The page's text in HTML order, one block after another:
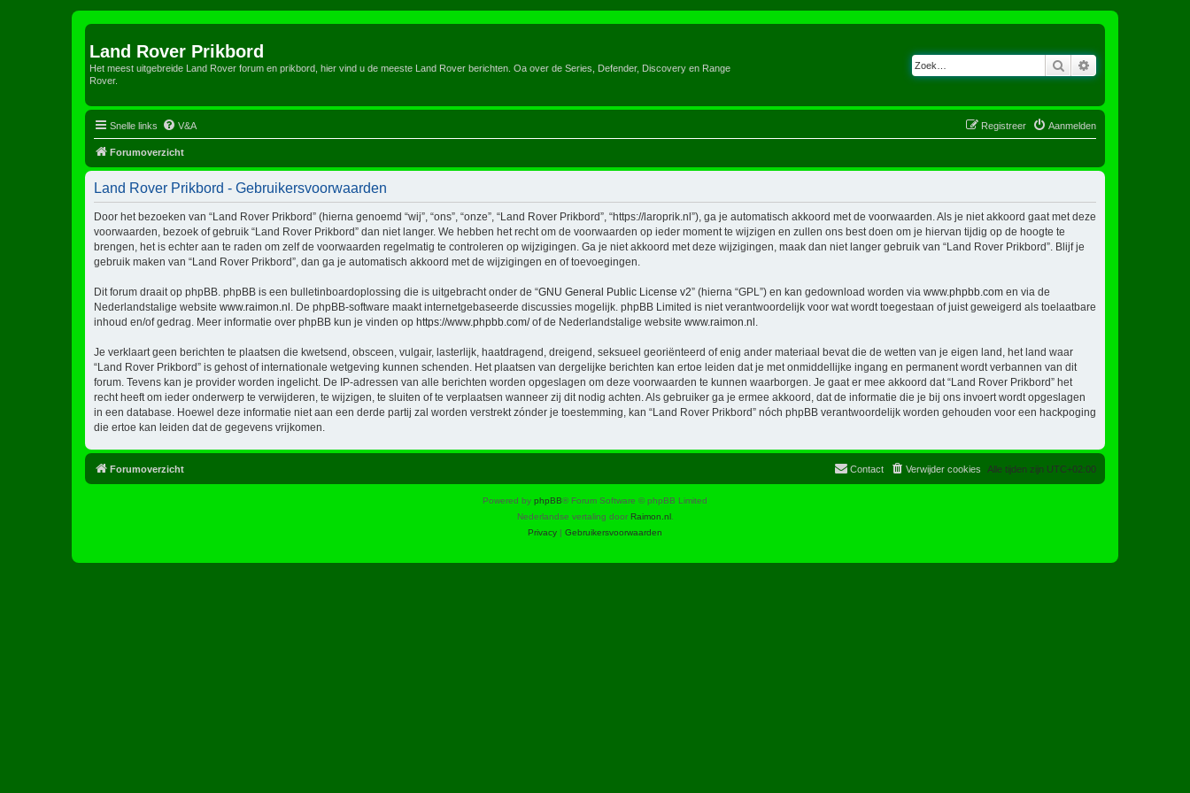
Land Rover Prikbord
Het meest uitgebreide Land Rover forum en prikbord, hier vind u de meeste Land Rover berichten. Oa over de Series, Defender, Discovery en Range
Rover.
Zoek
Snelle links V&A Aanmelden
Registreer
Forumoverzicht
Land Rover Prikbord - Gebruikersvoorwaarden
Door het bezoeken van “Land Rover Prikbord” (hierna genoemd “wij”, “ons”, “onze”, “Land Rover Prikbord”, “https://laroprik.nl”), ga je automatisch akkoord met de voorwaarden. Als je niet akkoord gaat met deze
voorwaarden, bezoek of gebruik “Land Rover Prikbord” dan niet langer. We hebben het recht om de voorwaarden op ieder moment te wijzigen en zullen ons best doen om je hiervan tijdig op de hoogte te
brengen, het is echter aan te raden om zelf de voorwaarden regelmatig te controleren op wijzigingen. Ga je niet akkoord met deze wijzigingen, maak dan niet langer gebruik van “Land Rover Prikbord”. Blijf je
gebruik maken van “Land Rover Prikbord”, dan ga je automatisch akkoord met de wijzigingen en of toevoegingen.
Dit forum draait op phpBB. phpBB is een bulletinboardoplossing die is uitgebracht onder de “GNU General Public License v2” (hierna “GPL”) en kan gedownload worden via www.phpbb.com en via de
Nederlandstalige website www.raimon.nl . De phpBB-software maakt internetgebaseerde discussies mogelijk. phpBB Limited is niet verantwoordelijk voor wat wordt toegestaan of juist geweigerd als toelaatbare
inhoud en/of gedrag. Meer informatie over phpBB kun je vinden op https://www.phpbb.com/of de Nederlandstalige website www.raimon.nl
Je verklaart geen berichten te plaatsen die kwetsend, obsceen, vulgair, lasterlijk, haatdragend, dreigend, seksueel georiënteerd of enig ander materiaal bevat die de wetten van je eigen land, het land waar
“Land Rover Prikbord” is gehost of internationale wetgeving kunnen schenden. Het plaatsen van dergelijke berichten kan ertoe leiden dat je met onmiddellijke ingang en permanent wordt verbannen van dit
forum. Tevens kan je provider worden ingelicht. De IP-adressen van alle berichten worden opgeslagen om deze voorwaarden te kunnen waarborgen. Je gaat er mee akkoord dat “Land Rover Prikbord” het
recht heeft om ieder onderwerp te verwijderen, te wijzigen, te sluiten of te verplaatsen wanneer zij dit nodig achten. Als gebruiker ga je ermee akkoord, dat de informatie die je bij ons invoert wordt opgeslagen
in een database. Hoewel deze informatie niet aan een derde partij zal worden verstrekt zónder je toestemming, kan “Land Rover Prikbord” nóch phpBB verantwoordelijk worden gehouden voor een hackpoging
die ertoe kan leiden dat de gegevens vrijkomen.
Forumoverzicht Alle tijden zijn UTC+02:00
Verwijder cookies
Contact
Powered by phpBB® Forum Software © phpBB Limited
Nederlandse vertaling door Raimon.nl.
Privacy | Gebruikersvoorwaarden